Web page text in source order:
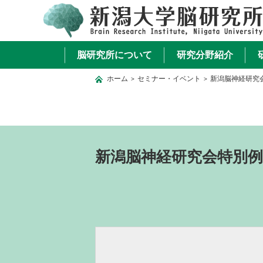
脳研究所について 研究分野紹介
ホーム > セミナー・イベント > 新潟脳神経研究
新潟脳神経研究会特別